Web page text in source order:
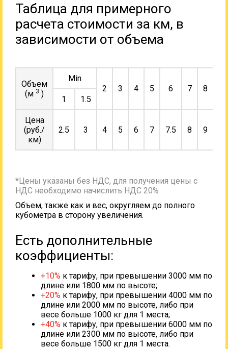
Таблица для примерного
расчета стоимости за км, в
зависимости от объема
Объем
(м 3 )
Min
2
3 4 5 6 7 8
1
1.5
Цена
(руб./
км)
2.5 3 4 5 6 7 7.5 8 9
*Цены указаны без НДС, для получения цены с
НДС необходимо начислить НДС 20%
Объем, также как и вес, округляем до полного
кубометра в сторону увеличения.
Есть дополнительные
коэффициенты:
+10% к тарифу, при превышении 3000 мм по
длине или 1800 мм по высоте;
+20% к тарифу, при превышении 4000 мм по
длине или 2000 мм по высоте, либо при
весе больше 1000 кг для 1 места;
+40% к тарифу, при превышении 6000 мм по
длине или 2300 мм по высоте, либо при
весе больше 1500 кг для 1 места.